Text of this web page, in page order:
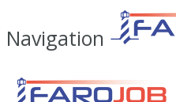
Navigation